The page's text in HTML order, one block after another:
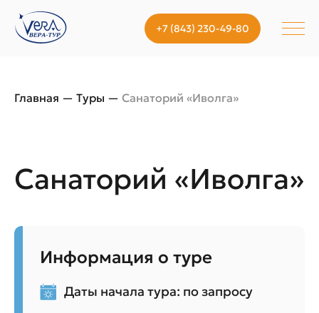
+7 (843) 230-49-80
Главная — Туры — Санаторий «Иволга»
Санаторий «Иволга»
Информация о туре
Даты начала тура: по запросу